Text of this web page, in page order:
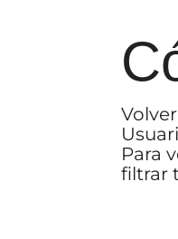
Para
filtrar